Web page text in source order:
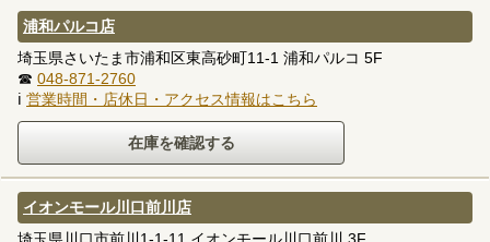
浦和パルコ店
埼玉県さいたま市浦和区東高砂町11-1 浦和パルコ 5F
☎ 048-871-2760
ℹ 営業時間・店休日・アクセス情報はこちら
イオンモール川口前川店